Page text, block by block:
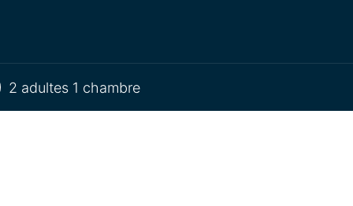
2 adultes 1 chambre